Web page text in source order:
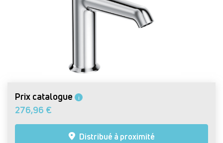
Prix catalogue i
276,96 €
Distribué à proximité